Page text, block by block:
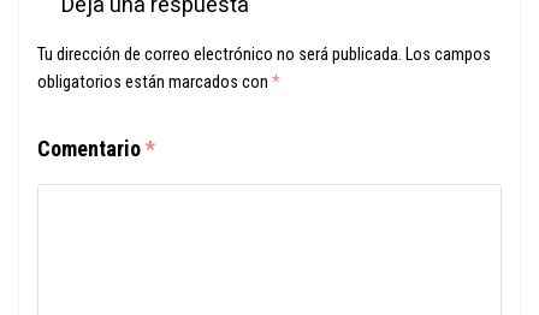
Tu dirección de correo electrónico no será publicada. Los campos
obligatorios están marcados con *
Comentario*